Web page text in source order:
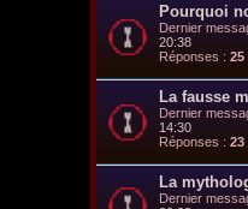
Pourquoi
Dernier
20:38
Réponses : 25
La fausse
Dernier
14:30
Réponses : 23
La
Dernier